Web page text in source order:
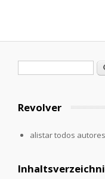
Formulario de
Revolver
alistar todos autores